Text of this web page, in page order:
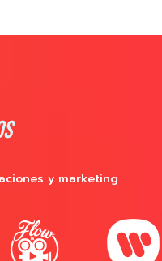
y marketing